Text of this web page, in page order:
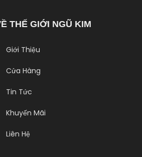
THẾ GIỚI NGŨ KIM
Giới Thiệu
Cửa Hàng
Tin Tức
Khuyến Mãi
Liên Hệ